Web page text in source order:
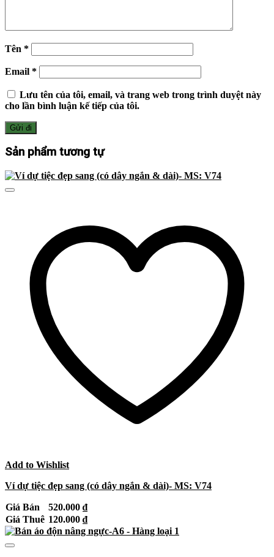
Tên *
Email *
Lưu tên của tôi, email, và trang web trong trình duyệt này
cho lần bình luận kế tiếp của tôi.
Sản phẩm tương tự
Add to Wishlist
Ví dự tiệc đẹp sang (có dây ngắn & dài)- MS: V74
Giá Bán 520.000 ₫
Giá Thuê 120.000 ₫